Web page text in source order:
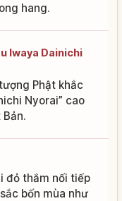
hang.
Iwaya Dainichi
Phật khắc
Nyorai” cao
đỏ thắm nối tiếp
bốn mùa như